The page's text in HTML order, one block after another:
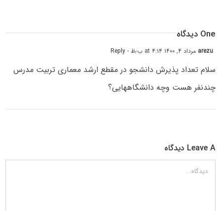
One دیدگاه
arezu مرداد ۴, ۱۴۰۰ at ۴:۱۴ ب٫ظ - Reply
سلام تعداد پذیرش دانشجو در مقطع ارشد معماری تربیت مدرس
چندنفر هست وچه دانشگاههایی؟
Leave A دیدگاه
دیدگاه